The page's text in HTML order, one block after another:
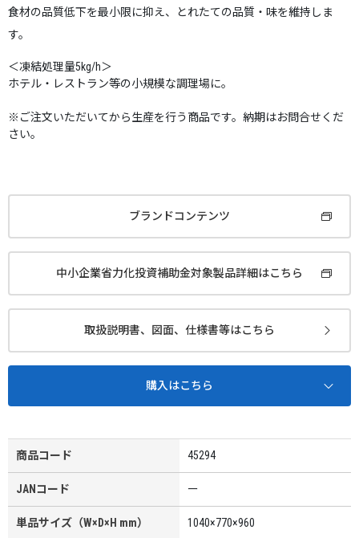
食材の品質低下を最小限に抑え、とれたての品質・味を維持しま
す。
＜凍結処理量5kg/h＞
ホテル・レストラン等の小規模な調理場に。
※ご注文いただいてから生産を行う商品です。納期はお問合せくだ
さい。
ブランドコンテンツ
中小企業省力化投資補助金対象製品詳細はこちら
取扱説明書、図面、仕様書等はこちら
購入はこちら
商品コード 45294
JANコード ー
単品サイズ（W×D×H mm） 1040×770×960